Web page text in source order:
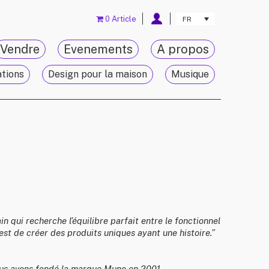
FR
0 Article
A propos
Evenements
Vendre
Design pour la maison Musique
qui recherche l’équilibre parfait entre le fonctionnel
de créer des produits uniques ayant une histoire.”